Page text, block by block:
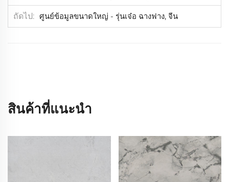
ถัดไป ศูนย์ข้อมูลขนาดใหญ่ - รุ่นเจ๋อ ฉางฟาง, จีน
สินค้าที่แนะนำ